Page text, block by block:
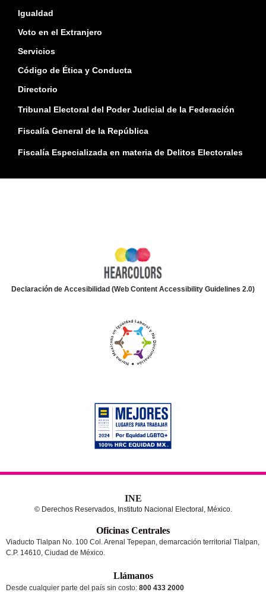
Igualdad
Voto en el Extranjero
Servicios
Código de Ética y Conducta
Directorio
Tribunal Electoral del Poder Judicial de la Federación
Fiscalía General de la República
Fiscalía Especializada en materia de Delitos Electorales
Declaración de Accesibilidad (Web Content Accessibility Guidelines 2.0)
INE
© Derechos Reservados, Instituto Nacional Electoral, México.
Oficinas Centrales
Viaducto Tlalpan No. 100 Col. Arenal Tepepan, demarcación territorial Tlalpan,
C.P. 14610, Ciudad de México.
Llámanos
Desde cualquier parte del país sin costo: 800 433 2000